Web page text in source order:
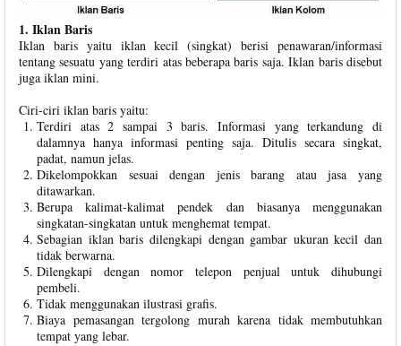
1. Iklan Baris
Iklan baris yaitu iklan kecil (singkat) berisi penawaran/informasi
tentang sesuatu yang terdiri atas beberapa baris saja. Iklan baris disebut
juga iklan mini.
Ciri-ciri iklan baris yaitu:
Terdiri atas 2 sampai 3 baris. Informasi yang terkandung di
dalamnya hanya informasi penting saja. Ditulis secara singkat,
padat, namun jelas.
Dikelompokkan sesuai dengan jenis barang atau jasa yang
ditawarkan.
Berupa kalimat-kalimat pendek dan biasanya menggunakan
singkatan-singkatan untuk menghemat tempat.
Sebagian iklan baris dilengkapi dengan gambar ukuran kecil dan
tidak berwarna.
Dilengkapi dengan nomor telepon penjual untuk dihubungi
pembeli.
Tidak menggunakan ilustrasi grafis.
Biaya pemasangan tergolong murah karena tidak membutuhkan
tempat yang lebar.